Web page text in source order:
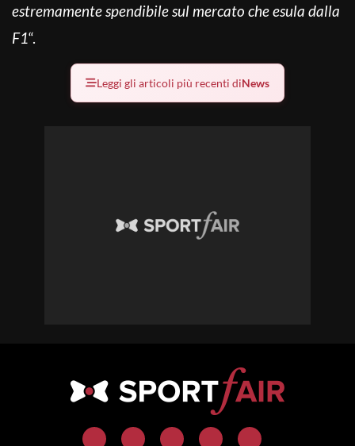
estremamente spendibile sul mercato che esula dalla
F1“.
Leggi gli articoli più recenti diNews